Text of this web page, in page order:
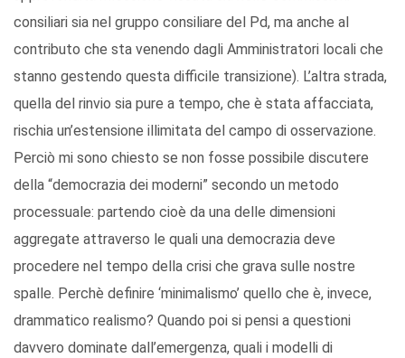
consiliari sia nel gruppo consiliare del Pd, ma anche al
contributo che sta venendo dagli Amministratori locali che
stanno gestendo questa difficile transizione). L’altra strada,
quella del rinvio sia pure a tempo, che è stata affacciata,
rischia un’estensione illimitata del campo di osservazione.
Perciò mi sono chiesto se non fosse possibile discutere
della “democrazia dei moderni” secondo un metodo
processuale: partendo cioè da una delle dimensioni
aggregate attraverso le quali una democrazia deve
procedere nel tempo della crisi che grava sulle nostre
spalle. Perchè definire ‘minimalismo’ quello che è, invece,
drammatico realismo? Quando poi si pensi a questioni
davvero dominate dall’emergenza, quali i modelli di